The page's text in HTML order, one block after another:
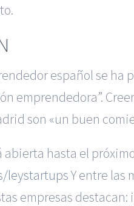
español se
emprendedora”.
son «un buen
hasta el
leystartupsY entre las
empresas